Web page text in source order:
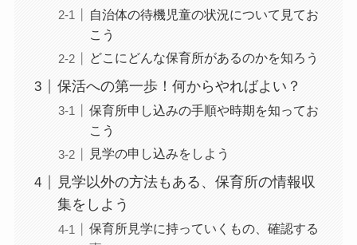
自治体の待機児童の状況について見てお
こう
どこにどんな保育所があるのかを知ろう
保活への第一歩！何からやればよい？
保育所申し込みの手順や時期を知ってお
こう
見学の申し込みをしよう
見学以外の方法もある、保育所の情報収
集をしよう
保育所見学に持っていくもの、確認する